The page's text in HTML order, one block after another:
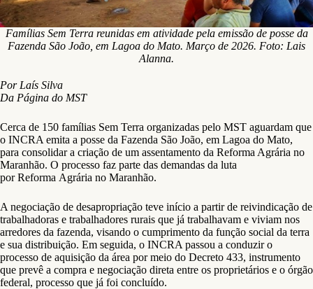
Famílias Sem Terra reunidas em atividade pela emissão de posse da
Fazenda São João, em Lagoa do Mato. Março de 2026. Foto: Lais
Alanna.
Por Laís Silva
Da Página do MST
Cerca de 150 famílias Sem Terra organizadas pelo MST aguardam que
o INCRA emita a posse da Fazenda São João, em Lagoa do Mato,
para consolidar a criação de um assentamento da Reforma Agrária no
Maranhão. O processo faz parte das demandas da luta
por Reforma Agrária no Maranhão.
A negociação de desapropriação teve início a partir de reivindicação de
trabalhadoras e trabalhadores rurais que já trabalhavam e viviam nos
arredores da fazenda, visando o cumprimento da função social da terra
e sua distribuição. Em seguida, o INCRA passou a conduzir o
processo de aquisição da área por meio do Decreto 433, instrumento
que prevê a compra e negociação direta entre os proprietários e o órgão
federal, processo que já foi concluído.